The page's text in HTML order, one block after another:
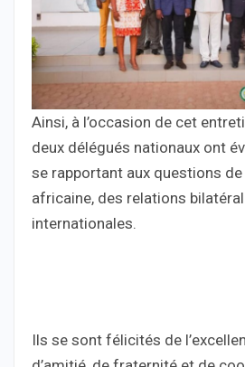
Ainsi, à l’occasion de cet
deux délégués nationaux ont
se rapportant aux questions
africaine, des relations
internationales.
Ils se sont félicités de